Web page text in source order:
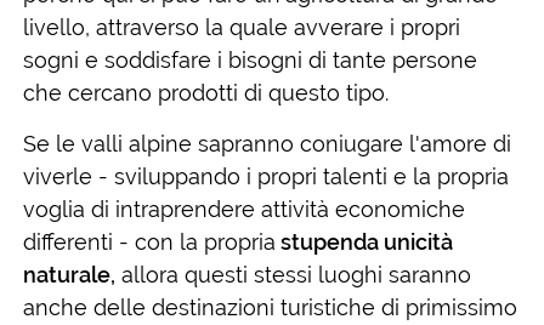
livello, attraverso la quale avverare i propri
sogni e soddisfare i bisogni di tante persone
che cercano prodotti di questo tipo.
Se le valli alpine sapranno coniugare l'amore di
viverle - sviluppando i propri talenti e la propria
voglia di intraprendere attività economiche
differenti - con la propria stupenda unicità
naturale, allora questi stessi luoghi saranno
anche delle destinazioni turistiche di primissimo